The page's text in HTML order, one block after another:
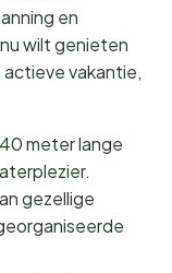
en
wilt genieten
vakantie,
meter lange
gezellige